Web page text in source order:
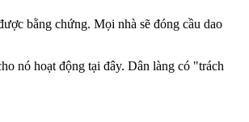
bằng chứng. Mọi nhà sẽ đóng cầu dao
nó hoạt động tại đây. Dân làng có "trách